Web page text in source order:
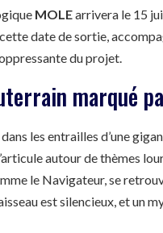
MOLEarrivera le 15
date de sortie,
du projet.
marqué
les entrailles d’une
autour de thèmes
le Navigateur, se
est silencieux, et un